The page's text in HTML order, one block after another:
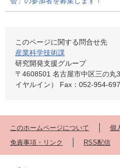
このページに関する問合せ先
産業科学技術課
研究開発支援グループ
〒4608501 名古屋市中区三の
イヤルイン） Fax：052-954-
このホームページについて
個
免責事項・リンク
RSS配信